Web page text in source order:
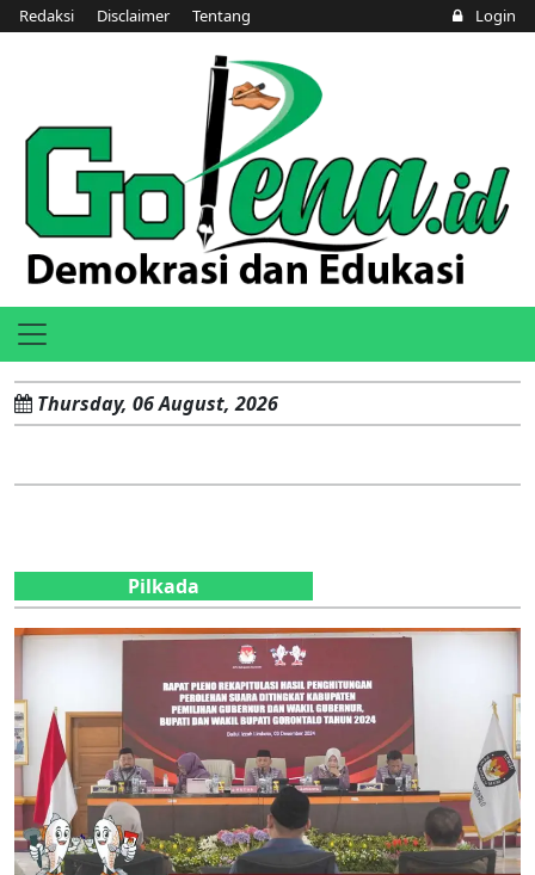
Redaksi Disclaimer Tentang Login
Thursday, 06 August, 2026
Pilkada